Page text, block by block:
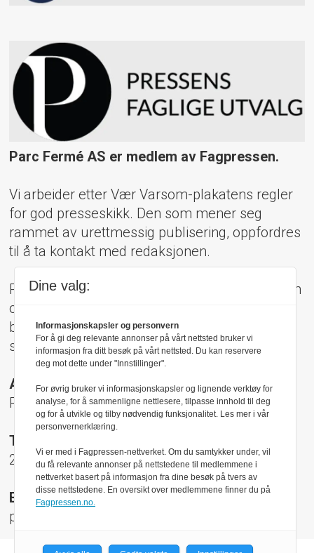
Parc Fermé AS er medlem av Fagpressen.
Vi arbeider etter Vær Varsom-plakatens regler
for god presseskikk. Den som mener seg
rammet av urettmessig publisering, oppfordres
til å ta kontakt med redaksjonen.
Pressens Faglige Utvalg (PFU) er et klageorgan
oppnevnt av Norsk Presseforbund som
behandler klager mot mediene i presseetiske
spørsmål.
Adresse:
Rådhusgt 17, 0158 Oslo
Telefon:
22 40 50 40
E-post:
pfu@presse.no
Dine valg:
Informasjonskapsler og personvern
For å gi deg relevante annonser på vårt nettsted bruker vi
informasjon fra ditt besøk på vårt nettsted. Du kan reservere
deg mot dette under "Innstillinger".
For øvrig bruker vi informasjonskapsler og lignende verktøy for
analyse, for å sammenligne nettlesere, tilpasse innhold til deg
og for å utvikle og tilby nødvendig funksjonalitet. Les mer i vår
personvernerklæring.
Vi er med i Fagpressen-nettverket. Om du samtykker under, vil
du få relevante annonser på nettstedene til medlemmene i
nettverket basert på informasjon fra dine besøk på tvers av
disse nettstedene. En oversikt over medlemmene finner du på
Fagpressen.no.